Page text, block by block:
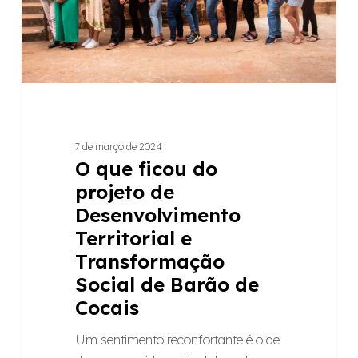
Desenvolvimento
Territorial
e
Transformação
7 de março de 2024
O que ficou do
projeto de
Desenvolvimento
Territorial e
Transformação
Social de Barão de
Cocais
Um sentimento reconfortante é o de